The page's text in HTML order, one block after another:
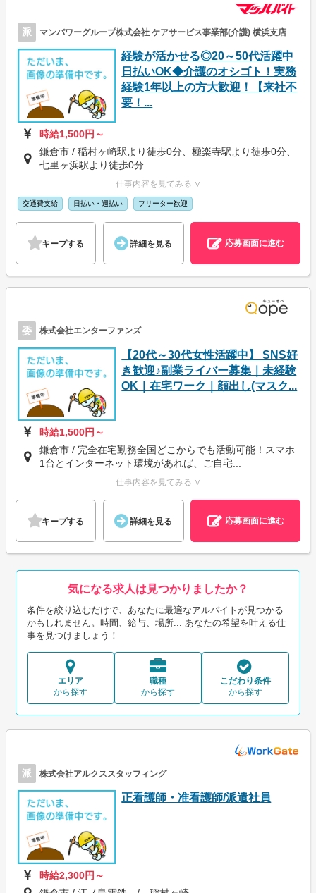
派 マンパワーグループ株式会社 ケアサービス事業部(介護) 横浜支店
経験が活かせる◎20～50代活躍中
日払いOK◆介護のオシゴト！実務
経験1年以上の方大歓迎！【来社不
要！...
時給1,500円～
鎌倉市 / 稲村ヶ崎駅より徒歩0分、極楽寺駅より徒歩0分、
七里ヶ浜駅より徒歩0分
仕事内容を見てみる ∨
交通費支給 日払い・週払い フリーター歓迎
キープする 詳細を見る 応募画面に進む
委 株式会社エンターファンズ
【20代～30代女性活躍中】 SNS好
き歓迎♪副業ライバー募集｜未経験
OK｜在宅ワーク｜顔出し(マスク...
時給1,500円～
鎌倉市 / 完全在宅勤務全国どこからでも活動可能！スマホ
1台とインターネット環境があれば、ご自宅...
仕事内容を見てみる ∨
キープする 詳細を見る 応募画面に進む
気になる求人は見つかりましたか？
条件を絞り込むだけで、あなたに最適なアルバイトが見つかる
かもしれません。時間、給与、場所... あなたの希望を叶える仕
事を見つけましょう！
エリア
から探す
職種
から探す
こだわり条件
から探す
派 株式会社アルクススタッフィング
正看護師・准看護師/派遣社員
時給2,300円～